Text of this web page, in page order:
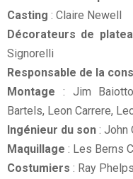
Casting : Claire Newell
Décorateurs de
Signorelli
Responsable de la
Montage : Jim
Bartels, Leon Carrere,
Ingénieur du son : John
Maquillage : Les Berns
Costumiers : Ray